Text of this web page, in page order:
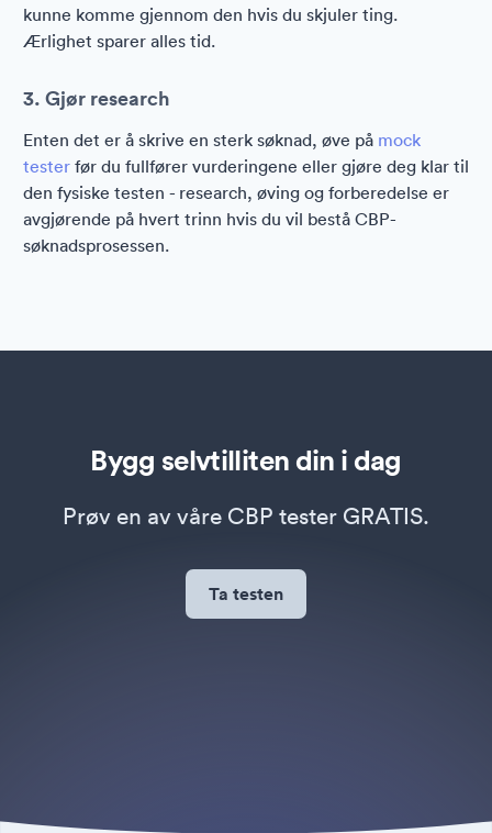
kunne komme gjennom den hvis du skjuler ting.
Ærlighet sparer alles tid.
3. Gjør research
Enten det er å skrive en sterk søknad, øve på mock
tester før du fullfører vurderingene eller gjøre deg klar til
den fysiske testen - research, øving og forberedelse er
avgjørende på hvert trinn hvis du vil bestå CBP-
søknadsprosessen.
Bygg selvtilliten din i dag
Prøv en av våre CBP tester GRATIS.
Ta testen